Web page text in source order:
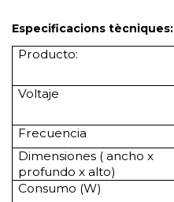
Especificacions tècniques:
Producto:
Voltaje
Frecuencia
Dimensiones ( ancho x
profundo x alto)
Consumo (W)